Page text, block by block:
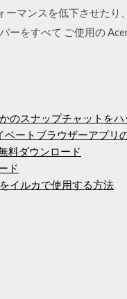
マンスを低下させた
ーをすべて ご使用の
のスナップチャットを
ートブラウザーアプリ
料ダウンロード
ド
イルカで使用する方法